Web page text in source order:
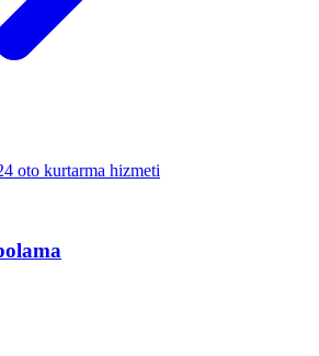
oto kurtarma hizmeti